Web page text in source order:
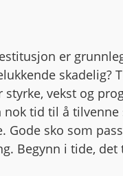
er
skadelig?
vekst og
tid til å tilvenne
Gode sko som
Begynn i tide, det